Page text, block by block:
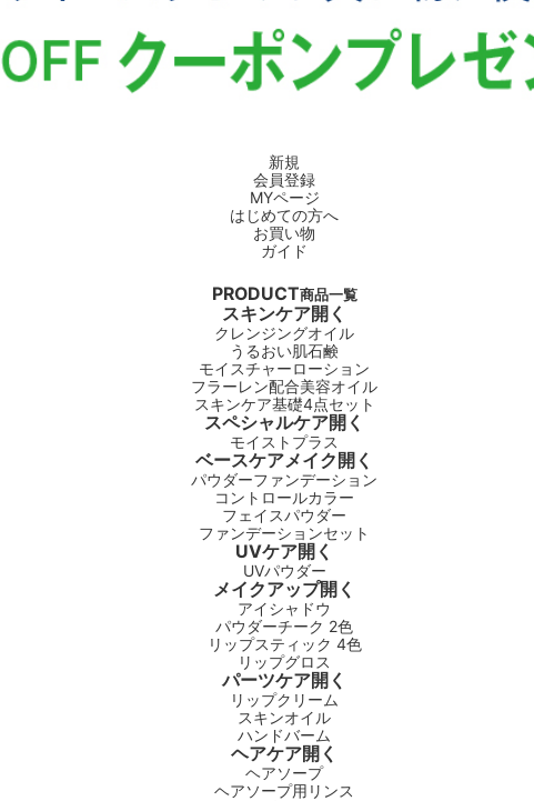
新規
会員登録
MYページ
はじめての方へ
お買い物
ガイド
PRODUCT商品一覧
スキンケア開く
クレンジングオイル
うるおい肌石鹸
モイスチャーローション
フラーレン配合美容オイル
スキンケア基礎4点セット
スペシャルケア開く
モイストプラス
ベースケアメイク 開く
パウダーファンデーション
コントロールカラー
フェイスパウダー
ファンデーションセット
UVケア開く
UVパウダー
メイクアップ開く
アイシャドウ
パウダーチーク 2色
リップスティック 4色
リップグロス
パーツケア開く
リップクリーム
スキンオイル
ハンドバーム
ヘアケア開く
ヘアソープ
ヘアソープ用リンス